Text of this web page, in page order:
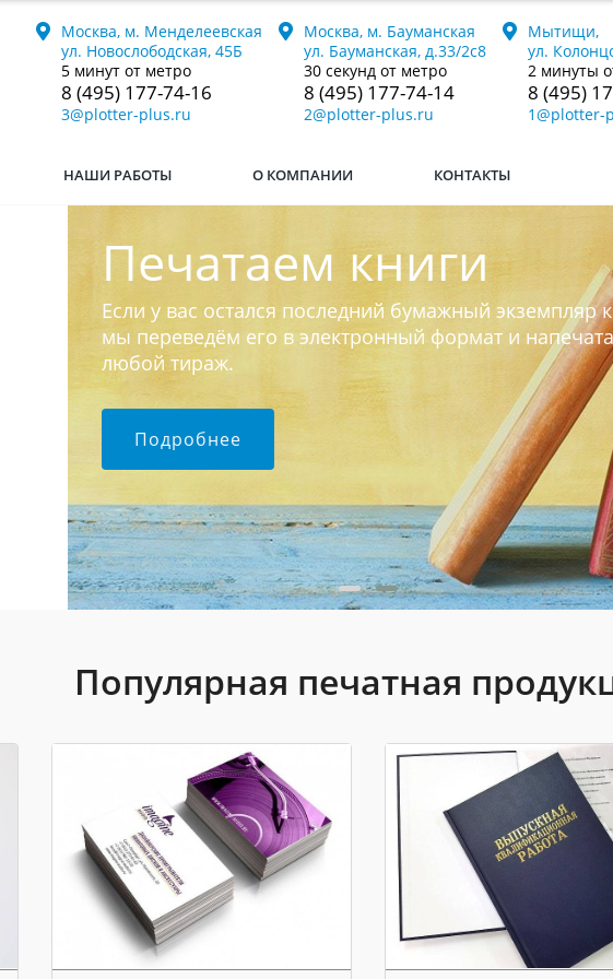
Москва, м. Менделеевская
ул. Новослободская, 45Б
5 минут от метро
8 (495) 177-74-16
3@plotter-plus.ru
Москва, м. Бауманская
ул. Бауманская, д.33/2с8
30 секунд от метро
8 (495) 177-74-14
2@plotter-plus.ru
Мытищи,
ул.
2 минуты
8 (495)
1@plotter-
НАШИ РАБОТЫ О КОМПАНИИ КОНТАКТЫ
Печатаем книги
Если у вас остался последний бумажный экземпляр
мы переведём его в электронный формат и
любой тираж.
Подробнее
Популярная печатная